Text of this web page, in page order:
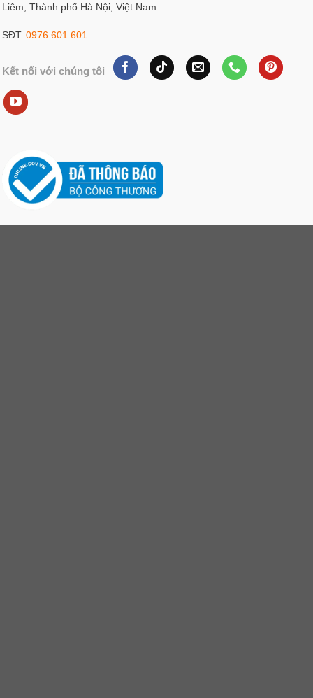
thoải mái nằm ngả lưng, đọc sách, xem phim, nghe nhạc
có thể nghỉ ngơi và chơi đùa một cách thoải mái.
Tiếp khách, giải trí
có thể sử dụng ghế gỗ nằm để tiếp khách, trò chuyện hay
xem phim cùng gia đình và bạn bè.
Liêm, Thành phố Hà Nội, Việt Nam
SĐT: 0976.601.601
Kết nối với chúng tôi